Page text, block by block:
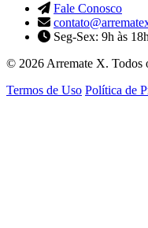
Fale Conosco
Seg-Sex: 9h às 18h
© 2026 Arremate X. Todos
Termos de Uso Política de